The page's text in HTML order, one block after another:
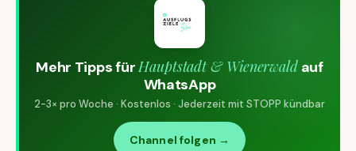
Mehr Tipps fürHauptstadt & Wienerwaldauf
WhatsApp
2-3× pro Woche · Kostenlos · Jederzeit mit STOPP kündbar
Channel folgen →